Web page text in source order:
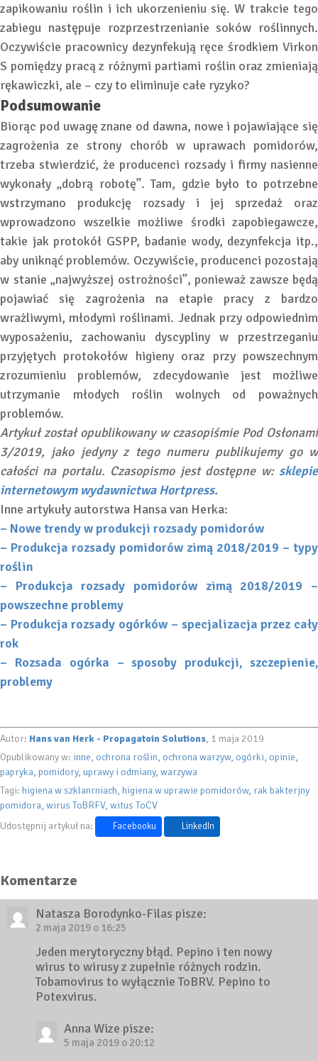
zapikowaniu roślin i ich ukorzenieniu się. W trakcie tego
zabiegu następuje rozprzestrzenianie soków roślinnych.
Oczywiście pracownicy dezynfekują ręce środkiem Virkon
S pomiędzy pracą z różnymi partiami roślin oraz zmieniają
rękawiczki, ale – czy to eliminuje całe ryzyko?
Podsumowanie
Biorąc pod uwagę znane od dawna, nowe i pojawiające się
zagrożenia ze strony chorób w uprawach pomidorów,
trzeba stwierdzić, że producenci rozsady i firmy nasienne
wykonały „dobrą robotę”. Tam, gdzie było to potrzebne
wstrzymano produkcję rozsady i jej sprzedaż oraz
wprowadzono wszelkie możliwe środki zapobiegawcze,
takie jak protokół GSPP, badanie wody, dezynfekcja itp.,
aby uniknąć problemów. Oczywiście, producenci pozostają
w stanie „najwyższej ostrożności”, ponieważ zawsze będą
pojawiać się zagrożenia na etapie pracy z bardzo
wrażliwymi, młodymi roślinami. Jednak przy odpowiednim
wyposażeniu, zachowaniu dyscypliny w przestrzeganiu
przyjętych protokołów higieny oraz przy powszechnym
zrozumieniu problemów, zdecydowanie jest możliwe
utrzymanie młodych roślin wolnych od poważnych
problemów.
Artykuł został opublikowany w czasopiśmie Pod Osłonami
3/2019, jako jedyny z tego numeru publikujemy go w
całości na portalu. Czasopismo jest dostępne w: sklepie
internetowym wydawnictwa Hortpress.
Inne artykuły autorstwa Hansa van Herka:
– Nowe trendy w produkcji rozsady pomidorów
– Produkcja rozsady pomidorów zimą 2018/2019 – typy
roślin
– Produkcja rozsady pomidorów zimą 2018/2019 –
powszechne problemy
– Produkcja rozsady ogórków – specjalizacja przez cały
rok
– Rozsada ogórka – sposoby produkcji, szczepienie,
problemy
Autor: Hans van Herk - Propagatoin Solutions, 1 maja 2019
Opublikowany w: inne ochrona roślin ochrona warzyw ogórki opinie
papryka pomidory uprawy i odmiany warzywa
Tagi: higiena w szklanrniach higiena w uprawie pomidorów rak bakterjny
pomidora wirus ToBRFV witus ToCV
Udostępnij artykuł na:
Facebooku LinkedIn
Komentarze
Natasza Borodynko-Filas pisze:
2 maja 2019 o 16:25
Jeden merytoryczny błąd. Pepino i ten nowy
wirus to wirusy z zupełnie różnych rodzin.
Tobamovirus to wyłącznie ToBRV. Pepino to
Potexvirus.
Anna Wize pisze:
5 maja 2019 o 20:12